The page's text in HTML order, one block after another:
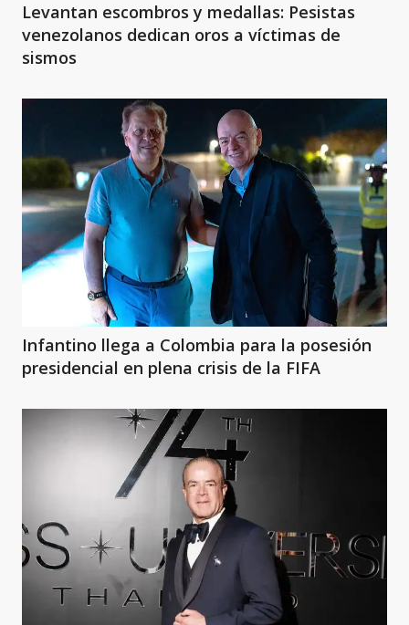
Levantan escombros y medallas: Pesistas
venezolanos dedican oros a víctimas de
sismos
Infantino llega a Colombia para la posesión
presidencial en plena crisis de la FIFA